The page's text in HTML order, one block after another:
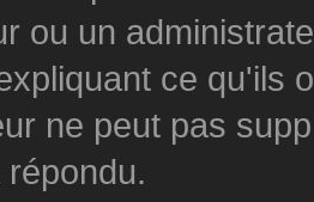
ou un
ce qu'ils
ne peut pas